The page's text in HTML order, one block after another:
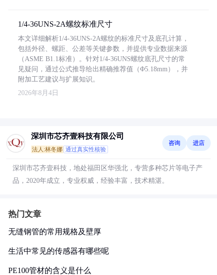
1/4-36UNS-2A螺纹标准尺寸
本文详细解析1/4-36UNS-2A螺纹的标准尺寸及底孔计算，
包括外径、螺距、公差等关键参数，并提供专业数据来源
（ASME B1.1标准）。针对1/4-36UNS螺纹底孔尺寸的常
见疑问，通过公式推导给出精确推荐值（Φ5.18mm），并
附加工艺建议与扩展知识。
2026年8月4日
深圳市芯齐壹科技有限公司
法人:林冬娜 通过真实性核验
咨询 进店
深圳市芯齐壹科技，地处福田区华强北，专营多种芯片等电子产
品，2020年成立，专业权威，经验丰富，技术精湛。
热门文章
无缝钢管的常用规格及壁厚
生活中常见的传感器有哪些呢
PE100管材的含义是什么